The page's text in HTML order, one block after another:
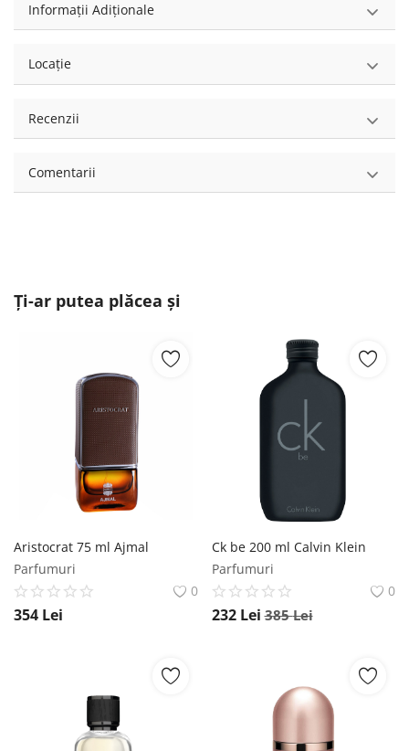
Informații Adiționale
Locație
Recenzii
Comentarii
Ți-ar putea plăcea și
Aristocrat 75 ml Ajmal
Parfumuri
0
354 Lei
Ck be 200 ml Calvin Klein
Parfumuri
0
232 Lei 385Lei